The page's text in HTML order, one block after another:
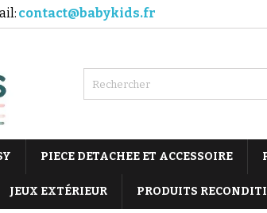
contact@babykids.fr
PIECE DETACHEE ET ACCESSOIRE
JEUX EXTÉRIEUR PRODUITS